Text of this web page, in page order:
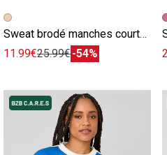
Image précédente
Image suivante
Sweat brodé manches courtes
11.99€25.99€-54%